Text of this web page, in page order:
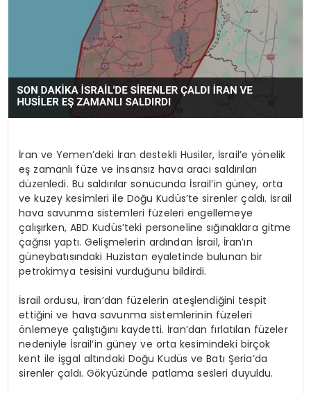
İran ve Yemen’deki İran destekli Husiler, İsrail’e yönelik
eş zamanlı füze ve insansız hava aracı saldırıları
düzenledi. Bu saldırılar sonucunda İsrail’in güney, orta
ve kuzey kesimleri ile Doğu Kudüs’te sirenler çaldı. İsrail
hava savunma sistemleri füzeleri engellemeye
çalışırken, ABD Kudüs’teki personeline sığınaklara gitme
çağrısı yaptı. Gelişmelerin ardından İsrail, İran’ın
güneybatısındaki Huzistan eyaletinde bulunan bir
petrokimya tesisini vurduğunu bildirdi.
İsrail ordusu, İran’dan füzelerin ateşlendiğini tespit
ettiğini ve hava savunma sistemlerinin füzeleri
önlemeye çalıştığını kaydetti. İran’dan fırlatılan füzeler
nedeniyle İsrail’in güney ve orta kesimindeki birçok
kent ile işgal altındaki Doğu Kudüs ve Batı Şeria’da
sirenler çaldı. Gökyüzünde patlama sesleri duyuldu.